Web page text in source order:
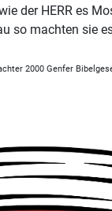
der HERR es
so machten sie
2000 Genfer